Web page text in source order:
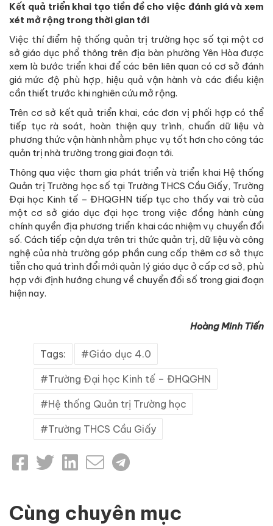
Kết quả triển khai tạo tiền đề cho việc đánh giá và xem
xét mở rộng trong thời gian tới
Việc thí điểm hệ thống quản trị trường học số tại một cơ
sở giáo dục phổ thông trên địa bàn phường Yên Hòa được
xem là bước triển khai để các bên liên quan có cơ sở đánh
giá mức độ phù hợp, hiệu quả vận hành và các điều kiện
cần thiết trước khi nghiên cứu mở rộng.
Trên cơ sở kết quả triển khai, các đơn vị phối hợp có thể
tiếp tục rà soát, hoàn thiện quy trình, chuẩn dữ liệu và
phương thức vận hành nhằm phục vụ tốt hơn cho công tác
quản trị nhà trường trong giai đoạn tới.
Thông qua việc tham gia phát triển và triển khai Hệ thống
Quản trị Trường học số tại Trường THCS Cầu Giấy, Trường
Đại học Kinh tế – ĐHQGHN tiếp tục cho thấy vai trò của
một cơ sở giáo dục đại học trong việc đồng hành cùng
chính quyền địa phương triển khai các nhiệm vụ chuyển đổi
số. Cách tiếp cận dựa trên tri thức quản trị, dữ liệu và công
nghệ của nhà trường góp phần cung cấp thêm cơ sở thực
tiễn cho quá trình đổi mới quản lý giáo dục ở cấp cơ sở, phù
hợp với định hướng chung về chuyển đổi số trong giai đoạn
hiện nay.
Hoàng Minh Tiến
Tags: Giáo dục 4.0
Trường Đại học Kinh tế – ĐHQGHN
Hệ thống Quản trị Trường học
Trường THCS Cầu Giấy
Cùng chuyên mục